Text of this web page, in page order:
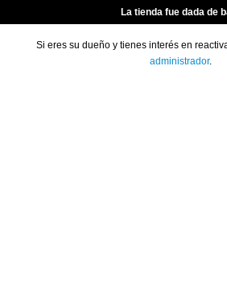
La tienda fue dada de
Si eres su dueño y tienes interés en
administrador.